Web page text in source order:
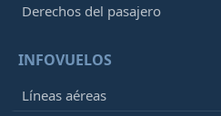
Derechos del pasajero
INFOVUELOS
Líneas aéreas